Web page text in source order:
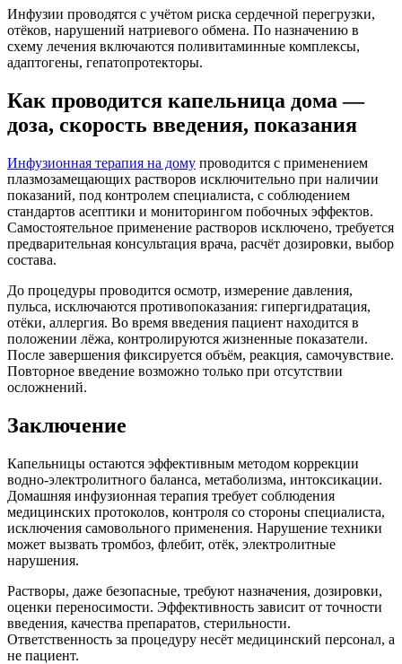
Инфузии проводятся с учётом риска сердечной перегрузки,
отёков, нарушений натриевого обмена. По назначению в
схему лечения включаются поливитаминные комплексы,
адаптогены, гепатопротекторы.
Как проводится капельница дома —
доза, скорость введения, показания
Инфузионная терапия на дому проводится с применением
плазмозамещающих растворов исключительно при наличии
показаний, под контролем специалиста, с соблюдением
стандартов асептики и мониторингом побочных эффектов.
Самостоятельное применение растворов исключено, требуется
предварительная консультация врача, расчёт дозировки, выбор
состава.
До процедуры проводится осмотр, измерение давления,
пульса, исключаются противопоказания: гипергидратация,
отёки, аллергия. Во время введения пациент находится в
положении лёжа, контролируются жизненные показатели.
После завершения фиксируется объём, реакция, самочувствие.
Повторное введение возможно только при отсутствии
осложнений.
Заключение
Капельницы остаются эффективным методом коррекции
водно-электролитного баланса, метаболизма, интоксикации.
Домашняя инфузионная терапия требует соблюдения
медицинских протоколов, контроля со стороны специалиста,
исключения самовольного применения. Нарушение техники
может вызвать тромбоз, флебит, отёк, электролитные
нарушения.
Растворы, даже безопасные, требуют назначения, дозировки,
оценки переносимости. Эффективность зависит от точности
введения, качества препаратов, стерильности.
Ответственность за процедуру несёт медицинский персонал, а
не пациент.